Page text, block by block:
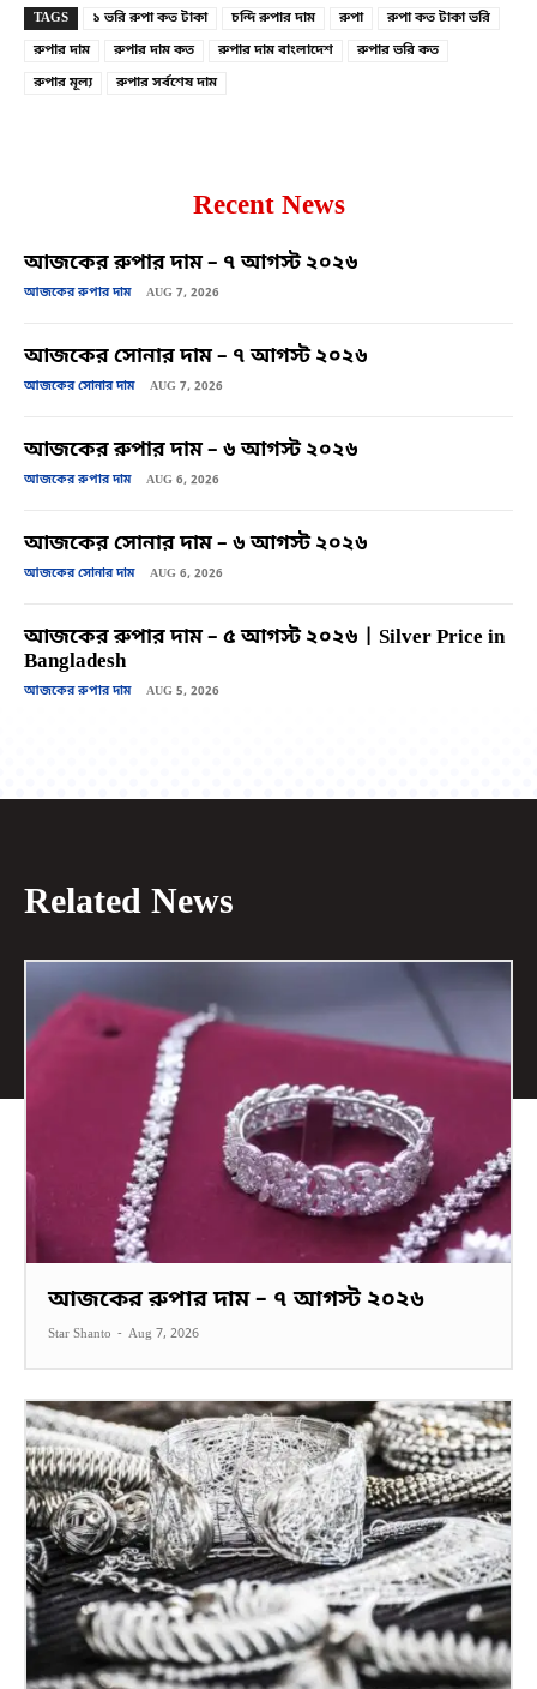
TAGS ১ ভরি রুপা কত টাকা চন্দি রুপার দাম রুপা
রুপা কত টাকা ভরি
রুপার দাম
রুপার দাম কত রুপার দাম বাংলাদেশ
রুপার ভরি কত
রুপার মূল্য
রুপার সর্বশেষ দাম
Recent News
আজকের রুপার দাম – ৭ আগস্ট ২০২৬
আজকের রুপার দাম AUG 7, 2026
আজকের সোনার দাম – ৭ আগস্ট ২০২৬
আজকের সোনার দাম AUG 7, 2026
আজকের রুপার দাম – ৬ আগস্ট ২০২৬
আজকের রুপার দাম AUG 6, 2026
আজকের সোনার দাম – ৬ আগস্ট ২০২৬
আজকের সোনার দাম AUG 6, 2026
আজকের রুপার দাম – ৫ আগস্ট ২০২৬ | Silver Price in
Bangladesh
আজকের রুপার দাম AUG 5, 2026
Related News
আজকের রুপার দাম – ৭ আগস্ট ২০২৬
Star Shanto - Aug 7, 2026